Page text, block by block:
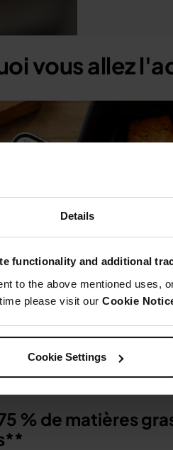
Details
functionality and additional
to the above mentioned uses,
please visit our Cookie
Cookie Settings
vous allez
% de matières